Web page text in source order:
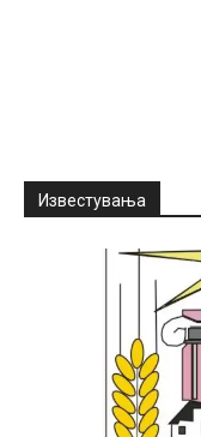
Известувања